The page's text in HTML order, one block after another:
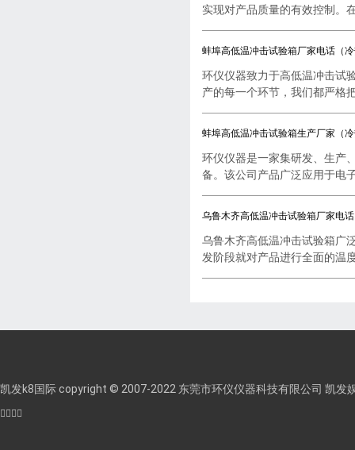
实现对产品质量的有效控制。
蚌埠高低温冲击试验箱厂家电话（
环仪仪器致力于高低温冲击试
产的每一个环节，我们都严格
蚌埠高低温冲击试验箱生产厂家（
环仪仪器是一家集研发、生产
备。该公司产品广泛应用于电
乌鲁木齐高低温冲击试验箱厂家电
乌鲁木齐高低温冲击试验箱广
发阶段就对产品进行全面的温
凯发k8国际 copyright © 2007-2022 东莞市环仪仪器科技有限公司 凯发